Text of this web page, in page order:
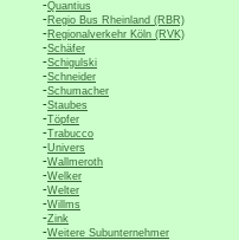
-Quantius
-Regio Bus Rheinland (RBR)
-Regionalverkehr Köln (RVK)
-Schäfer
-Schigulski
-Schneider
-Schumacher
-Staubes
-Töpfer
-Trabucco
-Univers
-Wallmeroth
-Welker
-Welter
-Willms
-Zink
-Weitere Subunternehmer